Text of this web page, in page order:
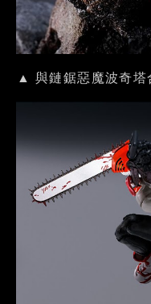
▲ 與鏈鋸惡魔波奇塔